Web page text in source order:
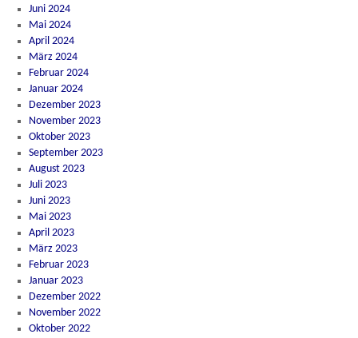
Juni 2024
Mai 2024
April 2024
März 2024
Februar 2024
Januar 2024
Dezember 2023
November 2023
Oktober 2023
September 2023
August 2023
Juli 2023
Juni 2023
Mai 2023
April 2023
März 2023
Februar 2023
Januar 2023
Dezember 2022
November 2022
Oktober 2022